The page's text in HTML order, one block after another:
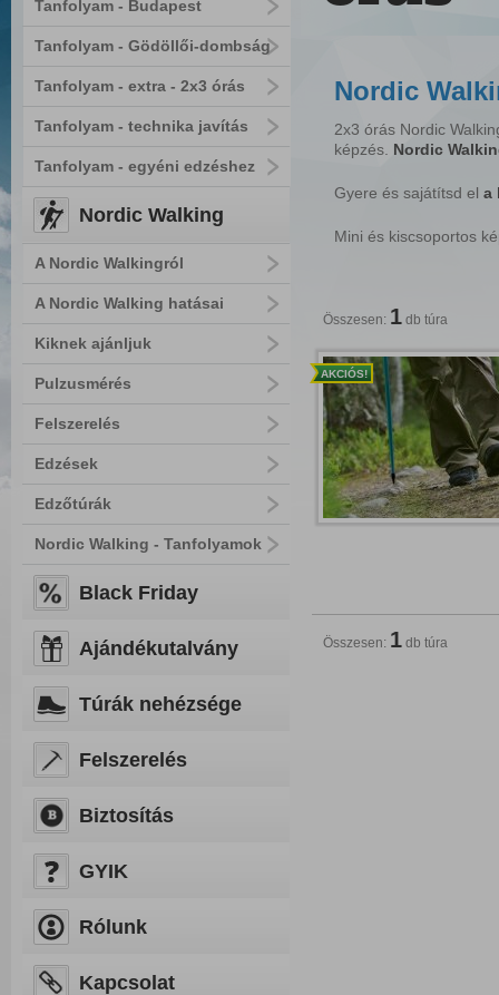
Tanfolyam - Budapest
Tanfolyam - Gödöllői-dombság
Tanfolyam - extra - 2x3 órás
Tanfolyam - technika javítás
Tanfolyam - egyéni edzéshez
Nordic Walking
A Nordic Walkingról
A Nordic Walking hatásai
Kiknek ajánljuk
Pulzusmérés
Felszerelés
Edzések
Edzőtúrák
Nordic Walking - Tanfolyamok
Black Friday
Ajándékutalvány
Túrák nehézsége
Felszerelés
Biztosítás
GYIK
Rólunk
Kapcsolat
Nordic
2x3 órás Nordic
képzés. Nordic
Gyere és sajátítsd el a
Mini és kiscsoportos
Összesen: 1 db túra
AKCIÓS!
Összesen: 1 db túra